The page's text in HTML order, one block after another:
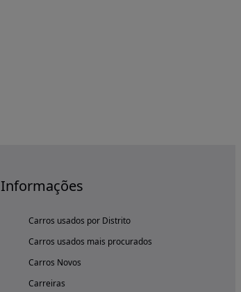
Informações
Carros usados por Distrito
Carros usados mais procurados
Carros Novos
Carreiras